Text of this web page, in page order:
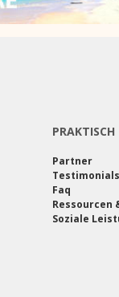
PRAKTISCH
Partner
Testimonials
Faq
Ressourcen
Soziale